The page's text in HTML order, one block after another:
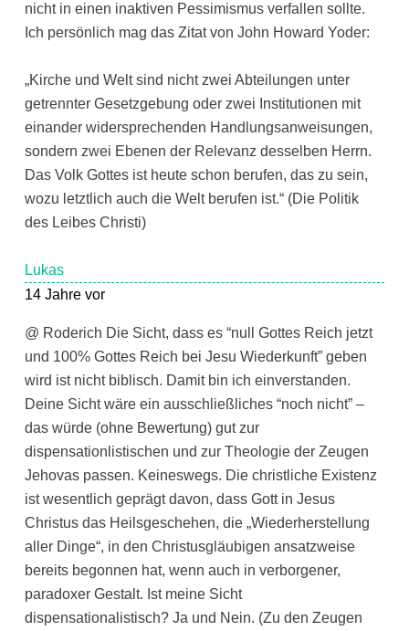
nicht in einen inaktiven Pessimismus verfallen sollte.
Ich persönlich mag das Zitat von John Howard Yoder:
„Kirche und Welt sind nicht zwei Abteilungen unter
getrennter Gesetzgebung oder zwei Institutionen mit
einander widersprechenden Handlungsanweisungen,
sondern zwei Ebenen der Relevanz desselben Herrn.
Das Volk Gottes ist heute schon berufen, das zu sein,
wozu letztlich auch die Welt berufen ist.“ (Die Politik
des Leibes Christi)
Lukas
14 Jahre vor
@ Roderich Die Sicht, dass es “null Gottes Reich jetzt
und 100% Gottes Reich bei Jesu Wiederkunft” geben
wird ist nicht biblisch. Damit bin ich einverstanden.
Deine Sicht wäre ein ausschließliches “noch nicht” –
das würde (ohne Bewertung) gut zur
dispensationlistischen und zur Theologie der Zeugen
Jehovas passen. Keineswegs. Die christliche Existenz
ist wesentlich geprägt davon, dass Gott in Jesus
Christus das Heilsgeschehen, die „Wiederherstellung
aller Dinge“, in den Christusgläubigen ansatzweise
bereits begonnen hat, wenn auch in verborgener,
paradoxer Gestalt. Ist meine Sicht
dispensationalistisch? Ja und Nein. (Zu den Zeugen